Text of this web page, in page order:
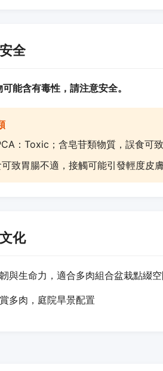
全
能含有毒性，請注意安全。
：Toxic；含皂苷類物質，誤食可
致胃腸不適，接觸可能引發輕度皮
化
與生命力，適合多肉組合盆栽點綴
多肉，庭院旱景配置